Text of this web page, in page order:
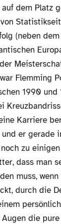
dem Platz
(neben
Flemming
1990 und
Karriere
er gerade
zu
dass man
muss,
durch die
die